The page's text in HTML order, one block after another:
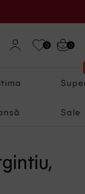
0 0
Sale